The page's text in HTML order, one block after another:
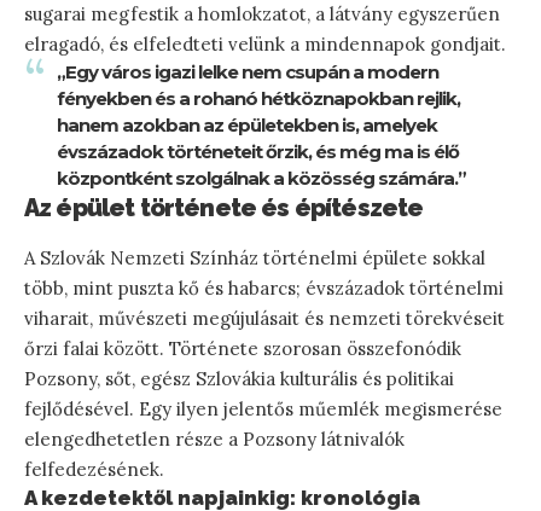
sugarai megfestik a homlokzatot, a látvány egyszerűen
elragadó, és elfeledteti velünk a mindennapok gondjait.
„Egy város igazi lelke nem csupán a modern
fényekben és a rohanó hétköznapokban rejlik,
hanem azokban az épületekben is, amelyek
évszázadok történeteit őrzik, és még ma is élő
központként szolgálnak a közösség számára.”
Az épület története és építészete
A Szlovák Nemzeti Színház történelmi épülete sokkal
több, mint puszta kő és habarcs; évszázadok történelmi
viharait, művészeti megújulásait és nemzeti törekvéseit
őrzi falai között. Története szorosan összefonódik
Pozsony, sőt, egész Szlovákia kulturális és politikai
fejlődésével. Egy ilyen jelentős műemlék megismerése
elengedhetetlen része a Pozsony látnivalók
felfedezésének.
A kezdetektől napjainkig: kronológia